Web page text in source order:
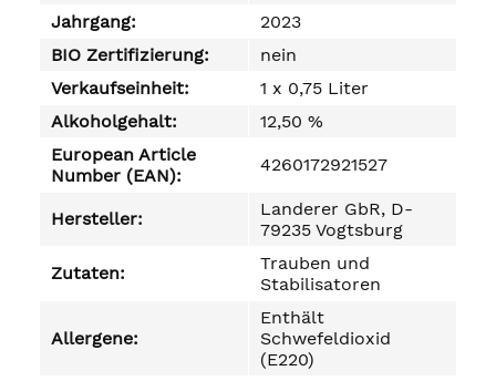
Jahrgang:
2023
BIO Zertifizierung:
nein
Verkaufseinheit:
1 x 0,75 Liter
Alkoholgehalt:
12,50 %
European Article
Number (EAN):
4260172921527
Hersteller:
Landerer GbR, D-
79235 Vogtsburg
Zutaten:
Trauben und
Stabilisatoren
Allergene:
Enthält
Schwefeldioxid
(E220)